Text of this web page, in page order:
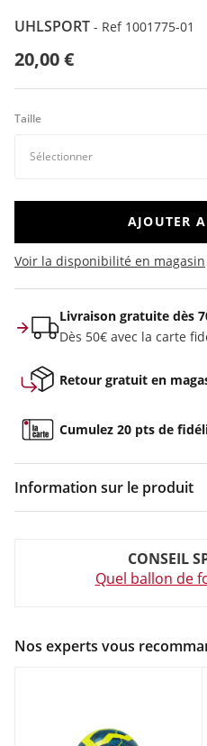
UHLSPORT - Ref 1001775-01
20,00 €
Taille
AJOUTER
Voir la disponibilité en magasin
Livraison gratuite dès
Dès 50€ avec la carte
Retour gratuit en
Cumulez 20 pts de
Information sur le produit
Composition : Synthétique
CONSEIL
Quel ballon de
Nos experts vous